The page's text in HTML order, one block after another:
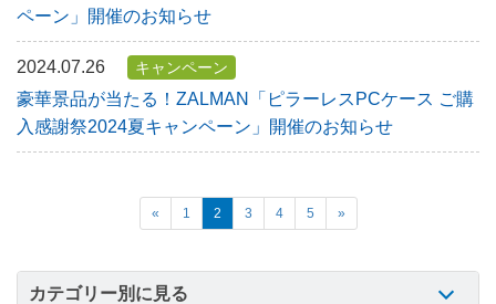
ペーン」開催のお知らせ
2024.07.26 キャンペーン
豪華景品が当たる！ZALMAN「ピラーレスPCケース ご購
入感謝祭2024夏キャンペーン」開催のお知らせ
« 1 2 3 4 5 »
カテゴリー別に見る